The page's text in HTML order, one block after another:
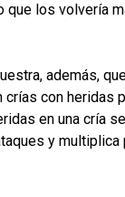
los volvería
además,
crías con heridas
en una cría
y multiplica